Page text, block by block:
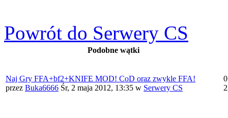
Powrót do Serwery CS
Podobne wątki
Naj Gry FFA+bf2+KNIFE MOD! CoD oraz zwykle FFA!
przez Buka6666 Śr, 2 maja 2012, 13:35 w Serwery CS